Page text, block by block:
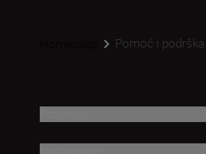
Pomoć i podrška